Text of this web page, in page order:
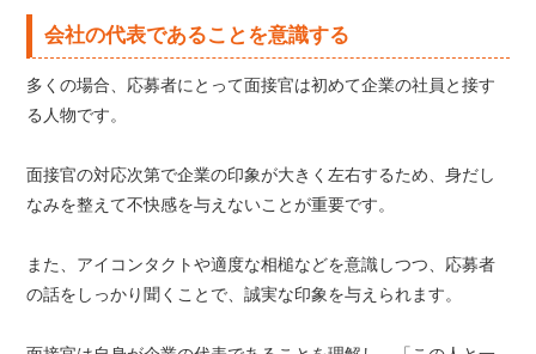
会社の代表であることを意識する
多くの場合、応募者にとって面接官は初めて企業の社員と接す
る人物です。
面接官の対応次第で企業の印象が大きく左右するため、身だし
なみを整えて不快感を与えないことが重要です。
また、アイコンタクトや適度な相槌などを意識しつつ、応募者
の話をしっかり聞くことで、誠実な印象を与えられます。